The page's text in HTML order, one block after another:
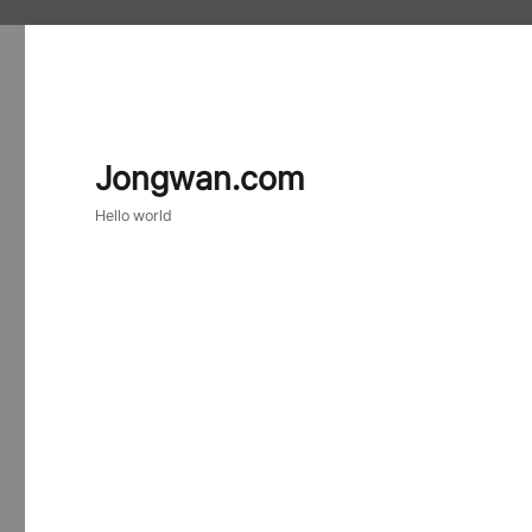
Jongwan.com
Hello world